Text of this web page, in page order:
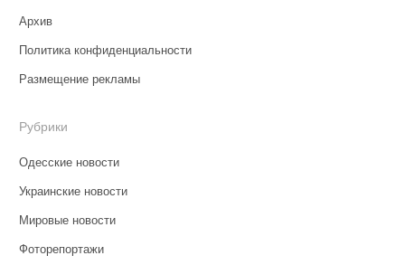
Архив
Политика конфиденциальности
Размещение рекламы
Рубрики
Одесские новости
Украинские новости
Мировые новости
Фоторепортажи